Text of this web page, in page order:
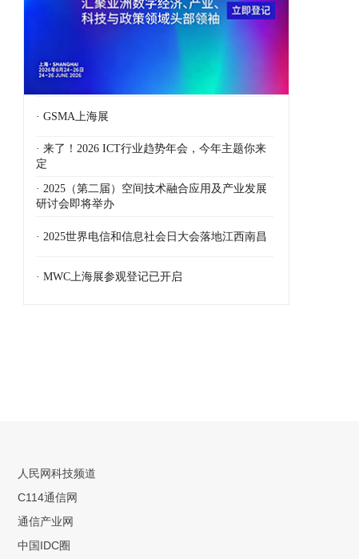
· GSMA上海展
· 来了！2026 ICT行业趋势年会，今年主题你来
定
· 2025（第二届）空间技术融合应用及产业发展
研讨会即将举办
· 2025世界电信和信息社会日大会落地江西南昌
· MWC上海展参观登记已开启
人民网科技频道
C114通信网
通信产业网
中国IDC圈